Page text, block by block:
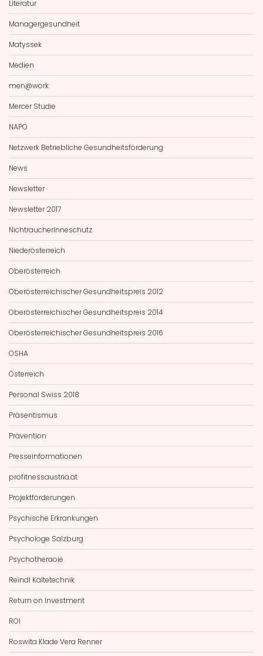
Literatur
Managergesundheit
Matyssek
Medien
men@work
Mercer Studie
NAPO
Netzwerk Betriebliche Gesundheitsförderung
News
Newsletter
Newsletter 2017
NichtraucherInneschutz
Niederösterreich
Oberösterreich
Oberösterreichischer Gesundheitspreis 2012
Oberösterreichischer Gesundheitspreis 2014
Oberösterreichischer Gesundheitspreis 2016
OSHA
Österreich
Personal Swiss 2018
Präsentismus
Prävention
Presseinformationen
profitnessaustria.at
Projektförderungen
Psychische Erkrankungen
Psychologe Salzburg
Psychotheraoie
Reindl Kältetechnik
Return on Investment
ROI
Roswita Klade Vera Renner